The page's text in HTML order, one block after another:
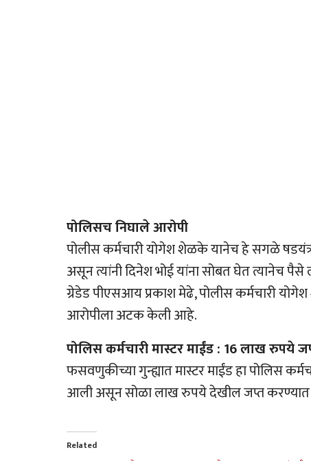
पोलिसच निघाले आरोपी
पोलीस कर्मचारी योगेश शेळके यानेच हे सगळे
असून त्यांनी दिनेश भोई यांना सोबत घेत त्यानेच
ग्रेडेड पीएसआय प्रकाश मेढे, पोलीस कर्मचारी
आरोपीला अटक केली आहे.
पोलिस कर्मचारी मास्टर माईंड : 16 लाख रुपये
फसवणुकीच्या गुन्ह्यात मास्टर माईंड हा पोलिस
आली असून सोळा लाख रुपये देखील जप्त करण्यात
Related